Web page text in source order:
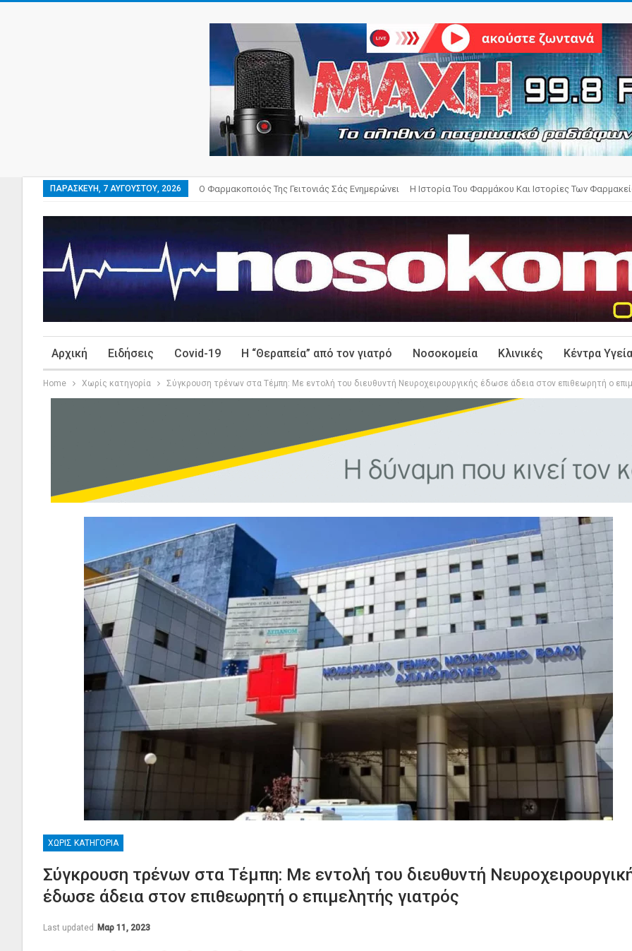
ΠΑΡΑΣΚΕΥΉ, 7 ΑΥΓΟΎΣΤΟΥ, 2026 Ο Φαρμακοποιός Της Γειτονιάς Σάς Ενημερώνει Η Ιστορία Του Φαρμάκου Και Ιστορίες Των
Αρχική Ειδήσεις Covid-19 Η “Θεραπεία” από τον γιατρό Νοσοκομεία Κλινικές Κέντρα
Home Χωρίς κατηγορία Σύγκρουση τρένων στα Τέμπη: Με εντολή του διευθυντή Νευροχειρουργικής έδωσε άδεια στον επιθεωρητή ο
ΧΩΡΊΣ ΚΑΤΗΓΟΡΊΑ
Σύγκρουση τρένων στα Τέμπη: Με εντολή του διευθυντή
έδωσε άδεια στον επιθεωρητή ο επιμελητής γιατρός
Last updated Μαρ 11, 2023